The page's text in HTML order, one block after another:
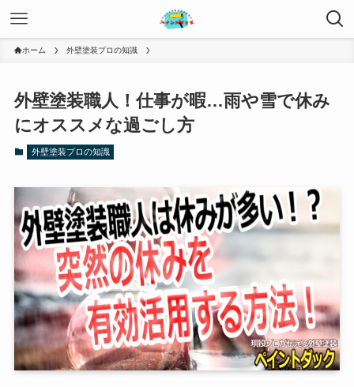
ホーム 外壁塗装プロの知識
外壁塗装職人！仕事が暇…雨や雪で休み
にオススメな過ごし方
外壁塗装プロの知識